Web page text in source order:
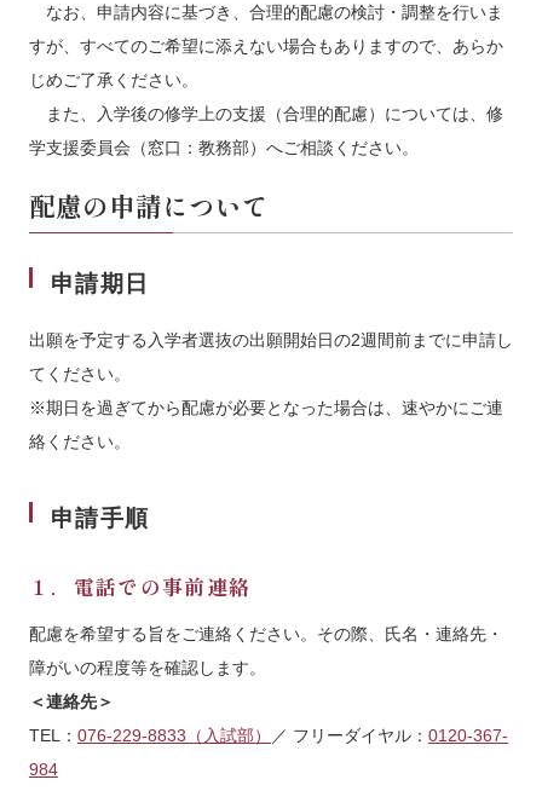
なお、申請内容に基づき、合理的配慮の検討・調整を行いま
すが、すべてのご希望に添えない場合もありますので、あらか
じめご了承ください。
また、入学後の修学上の支援（合理的配慮）については、修
学支援委員会（窓口：教務部）へご相談ください。
配慮の申請について
申請期日
出願を予定する入学者選抜の出願開始日の2週間前までに申請し
てください。
※期日を過ぎてから配慮が必要となった場合は、速やかにご連
絡ください。
申請手順
１．電話での事前連絡
配慮を希望する旨をご連絡ください。その際、氏名・連絡先・
障がいの程度等を確認します。
＜連絡先＞
TEL： 076-229-8833（入試部） ／ フリーダイヤル： 0120-367-
984